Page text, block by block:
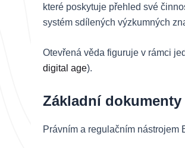
které poskytuje přehled své
systém sdílených výzkumných
Otevřená věda figuruje v rámci
digital age).
Základní
Právním a regulačním nástrojem